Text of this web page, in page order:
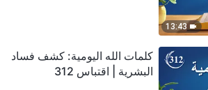
13:43
كلمات الله اليومية: كشف فساد
البشرية | اقتباس 312